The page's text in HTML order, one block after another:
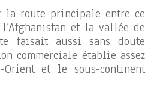
la route principale entre ce
et la vallée de
faisait aussi sans doute
commerciale établie assez
et le sous-continent